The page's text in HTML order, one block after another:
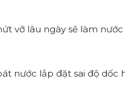
vỡ lâu ngày sẽ làm
nước lắp đặt sai độ dốc